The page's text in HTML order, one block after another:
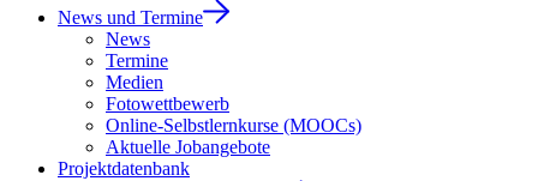
News und Termine
News
Termine
Medien
Fotowettbewerb
Online-Selbstlernkurse (MOOCs)
Aktuelle Jobangebote
Projektdatenbank